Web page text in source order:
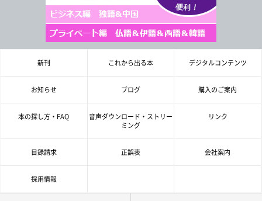
新刊 これから出る本 デジタルコンテンツ
お知らせ ブログ 購入のご案内
本の探し方・FAQ
音声ダウンロード・ストリー
ミング
リンク
目録請求 正誤表 会社案内
採用情報